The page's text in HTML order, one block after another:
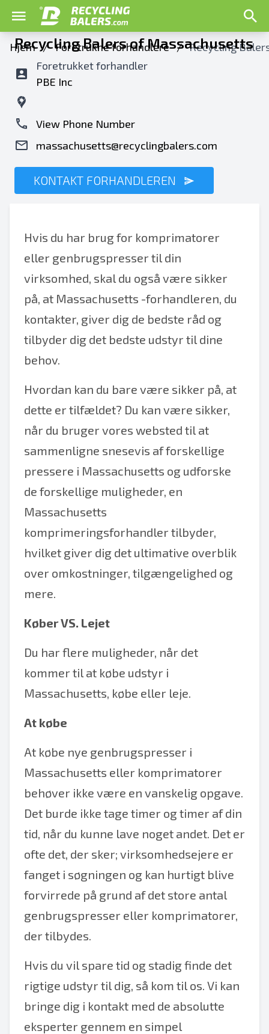
Hjem / Foretrukne forhandlere / Recycling
Recycling Balers of Massachusetts
Foretrukket forhandler
PBE Inc
View Phone Number
massachusetts@recyclingbalers.com
KONTAKT FORHANDLEREN
Hvis du har brug for komprimatorer
eller genbrugspresser til din
virksomhed, skal du også være sikker
på, at Massachusetts -forhandleren, du
kontakter, giver dig de bedste råd og
tilbyder dig det bedste udstyr til dine
behov.
Hvordan kan du bare være sikker på, at
dette er tilfældet? Du kan være sikker,
når du bruger vores websted til at
sammenligne snesevis af forskellige
pressere i Massachusetts og udforske
de forskellige muligheder, en
Massachusetts
komprimeringsforhandler tilbyder,
hvilket giver dig det ultimative overblik
over omkostninger, tilgængelighed og
mere.
Køber VS. Lejet
Du har flere muligheder, når det
kommer til at købe udstyr i
Massachusetts, købe eller leje.
At købe
At købe nye genbrugspresser i
Massachusetts eller komprimatorer
behøver ikke være en vanskelig opgave.
Det burde ikke tage timer og timer af din
tid, når du kunne lave noget andet. Det er
ofte det, der sker; virksomhedsejere er
fanget i søgningen og kan hurtigt blive
forvirrede på grund af det store antal
genbrugspresser eller komprimatorer,
der tilbydes.
Hvis du vil spare tid og stadig finde det
rigtige udstyr til dig, så kom til os. Vi kan
bringe dig i kontakt med de absolutte
eksperter gennem en simpel